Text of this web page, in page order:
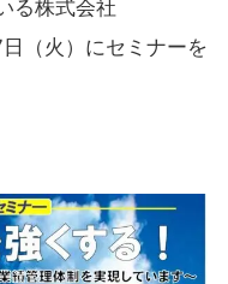
る株式会社
（火）にセミナーを